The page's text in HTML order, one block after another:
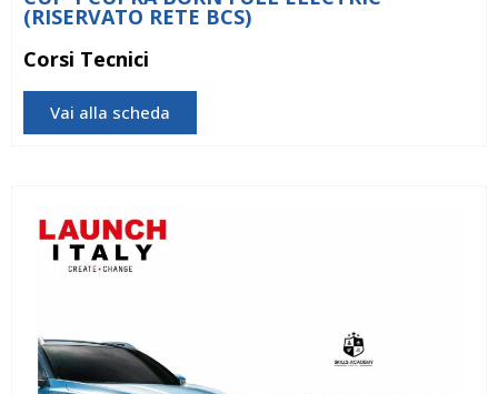
(RISERVATO RETE BCS)
Corsi Tecnici
Vai alla scheda